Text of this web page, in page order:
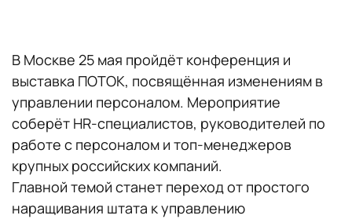
В Москве 25 мая пройдёт конференция и
выставка ПОТОК, посвящённая изменениям в
управлении персоналом. Мероприятие
соберёт HR-специалистов, руководителей по
работе с персоналом и топ-менеджеров
крупных российских компаний.
Главной темой станет переход от простого
наращивания штата к управлению